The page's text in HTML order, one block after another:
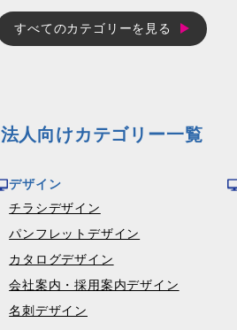
すべてのカテゴリーを見る
法人向けカテゴリー一覧
デザイン
チラシデザイン
パンフレットデザイン
カタログデザイン
会社案内・採用案内デザイン
名刺デザイン